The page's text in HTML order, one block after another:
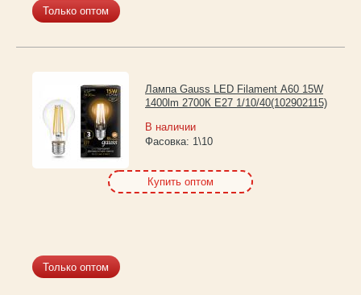
Только оптом
Лампа Gauss LED Filament А60 15W
1400lm 2700К Е27 1/10/40(102902115)
В наличии
Фасовка: 1\10
Купить оптом
Только оптом